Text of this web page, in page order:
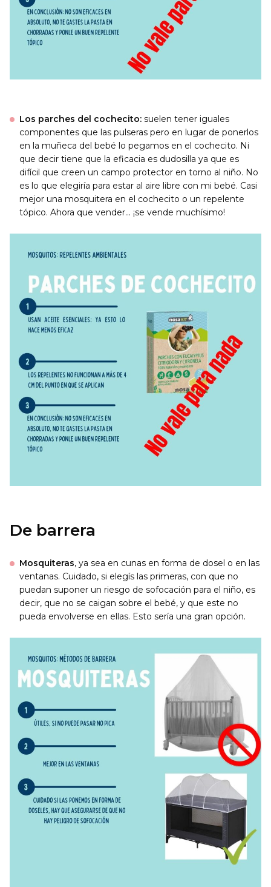
Los parches del cochecito: suelen tener iguales
componentes que las pulseras pero en lugar de ponerlos
en la muñeca del bebé lo pegamos en el cochecito. Ni
que decir tiene que la eficacia es dudosilla ya que es
difícil que creen un campo protector en torno al niño. No
es lo que elegiría para estar al aire libre con mi bebé. Casi
mejor una mosquitera en el cochecito o un repelente
tópico. Ahora que vender… ¡se vende muchísimo!
De barrera
Mosquiteras, ya sea en cunas en forma de dosel o en las
ventanas. Cuidado, si elegís las primeras, con que no
puedan suponer un riesgo de sofocación para el niño, es
decir, que no se caigan sobre el bebé, y que este no
pueda envolverse en ellas. Esto sería una gran opción.